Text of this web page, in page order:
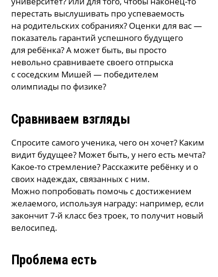
перестать выслушивать про успеваемость
на родительских собраниях? Оценки для вас —
показатель гарантий успешного будущего
для ребёнка? А может быть, вы просто
невольно сравниваете своего отпрыска
с соседским Мишей — победителем
олимпиады по физике?
Сравниваем взгляды
Спросите самого ученика, чего он хочет? Каким
видит будущее? Может быть, у него есть мечта?
Какое-то стремление? Расскажите ребёнку и о
своих надеждах, связанных с ним.
Можно попробовать помочь с достижением
желаемого, используя награду: например, если
закончит 7-й класс без троек, то получит новый
велосипед.
Проблема есть